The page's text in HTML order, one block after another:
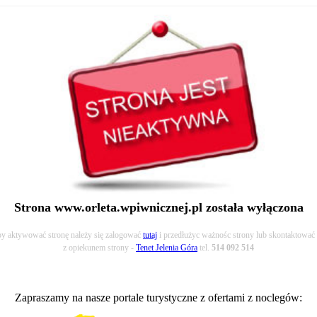
Strona www.orleta.wpiwnicznej.pl została wyłączona
aktywować stronę należy się zalogować tutaj i przedłużyc ważnośc strony lub skontaktować
z opiekunem strony - Tenet Jelenia Góra tel. 514 092 514
Zapraszamy na nasze portale turystyczne z ofertami z noclegów: